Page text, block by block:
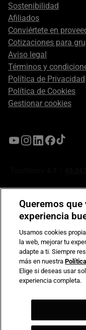
Sostenibilidad
Afiliados
Conviértete en
Cotizaciones para
Aviso legal
Términos y
Política de Privacidad
Política de Cookies
Gestionar cookies
Compromiso de
Queremos
experiencia
Usamos cookies
la web, mejorar tu
adapte a ti. Siempre
más en nuestra
Elige si deseas usar
experiencia completa.